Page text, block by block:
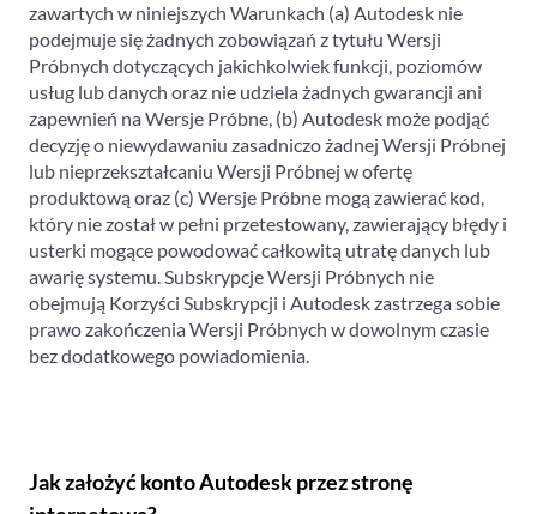
zawartych w niniejszych Warunkach (a) Autodesk nie
podejmuje się żadnych zobowiązań z tytułu Wersji
Próbnych dotyczących jakichkolwiek funkcji, poziomów
usług lub danych oraz nie udziela żadnych gwarancji ani
zapewnień na Wersje Próbne, (b) Autodesk może podjąć
decyzję o niewydawaniu zasadniczo żadnej Wersji Próbnej
lub nieprzekształcaniu Wersji Próbnej w ofertę
produktową oraz (c) Wersje Próbne mogą zawierać kod,
który nie został w pełni przetestowany, zawierający błędy i
usterki mogące powodować całkowitą utratę danych lub
awarię systemu. Subskrypcje Wersji Próbnych nie
obejmują Korzyści Subskrypcji i Autodesk zastrzega sobie
prawo zakończenia Wersji Próbnych w dowolnym czasie
bez dodatkowego powiadomienia.
Jak założyć konto Autodesk przez stronę